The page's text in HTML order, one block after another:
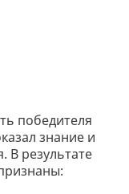
победителя
знание и
В результате